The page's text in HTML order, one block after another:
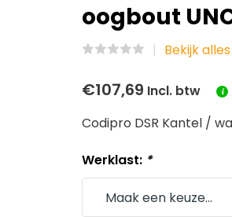
oogbout
Bekijk
€107,69 Incl. btw
Codipro DSR Kantel /
Werklast: *